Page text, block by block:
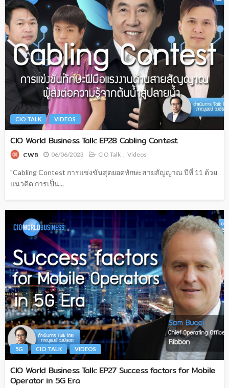
CIO TALK VIDEOS
CIO World Business Talk: EP28 Cabling Contest
CWB 06/06/2023 CIO Talk Videos
"Cabling Contest การแข่งขันสุดยอดทักษะสายสัญญาณ ปีที่ 11 ด้วย
แนวคิด การเป็น...
5G CIO TALK VIDEOS
CIO World Business Talk: EP27 Success factors for Mobile
Operator in 5G Era